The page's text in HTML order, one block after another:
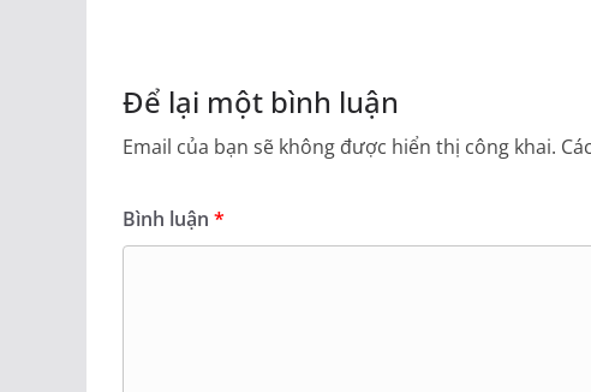
Để lại một bình luận
Email của bạn sẽ không được hiển thị công khai.
Bình luận *